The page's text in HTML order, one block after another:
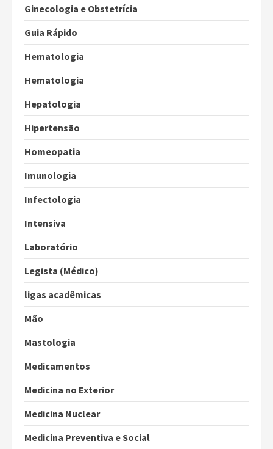
Ginecologia e Obstetrícia
Guia Rápido
Hematologia
Hematologia
Hepatologia
Hipertensão
Homeopatia
Imunologia
Infectologia
Intensiva
Laboratório
Legista (Médico)
ligas acadêmicas
Mão
Mastologia
Medicamentos
Medicina no Exterior
Medicina Nuclear
Medicina Preventiva e Social